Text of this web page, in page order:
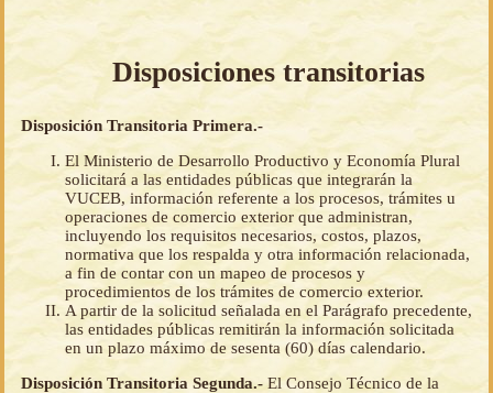
Disposiciones transitorias
Disposición Transitoria Primera.-
El Ministerio de Desarrollo Productivo y Economía Plural
solicitará a las entidades públicas que integrarán la
VUCEB, información referente a los procesos, trámites u
operaciones de comercio exterior que administran,
incluyendo los requisitos necesarios, costos, plazos,
normativa que los respalda y otra información relacionada,
a fin de contar con un mapeo de procesos y
procedimientos de los trámites de comercio exterior.
A partir de la solicitud señalada en el Parágrafo precedente,
las entidades públicas remitirán la información solicitada
en un plazo máximo de sesenta (60) días calendario.
Disposición Transitoria Segunda.- El Consejo Técnico de la